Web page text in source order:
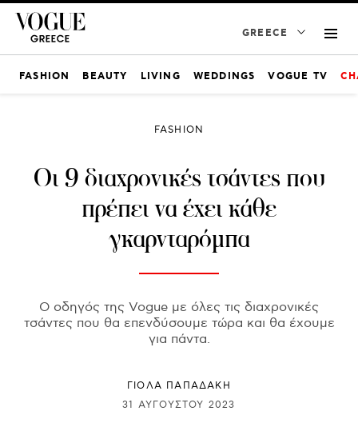
GREECE
FASHION BEAUTY LIVING WEDDINGS VOGUE TV
FASHION
Οι 9 διαχρονικές τσάντες που
πρέπει να έχει κάθε
γκαρνταρόμπα
Ο οδηγός της Vogue με όλες τις διαχρονικές
τσάντες που θα επενδύσουμε τώρα και θα έχουμε
για πάντα.
ΓΙΌΛΑ ΠΑΠΑΔΆΚΗ
31 ΑΥΓΟΎΣΤΟΥ 2023